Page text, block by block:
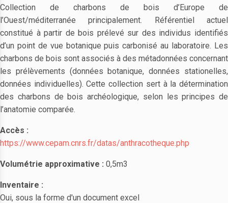
Collection de charbons de bois d’Europe de
l’Ouest/méditerranée principalement. Référentiel actuel
constitué à partir de bois prélevé sur des individus identifiés
d’un point de vue botanique puis carbonisé au laboratoire. Les
charbons de bois sont associés à des métadonnées concernant
les prélèvements (données botanique, données stationelles,
données individuelles). Cette collection sert à la détermination
des charbons de bois archéologique, selon les principes de
l’anatomie comparée.
Accès :
https://www.cepam.cnrs.fr/datas/anthracotheque.php
Volumétrie approximative : 0,5m3
Inventaire :
Oui, sous la forme d'un document excel